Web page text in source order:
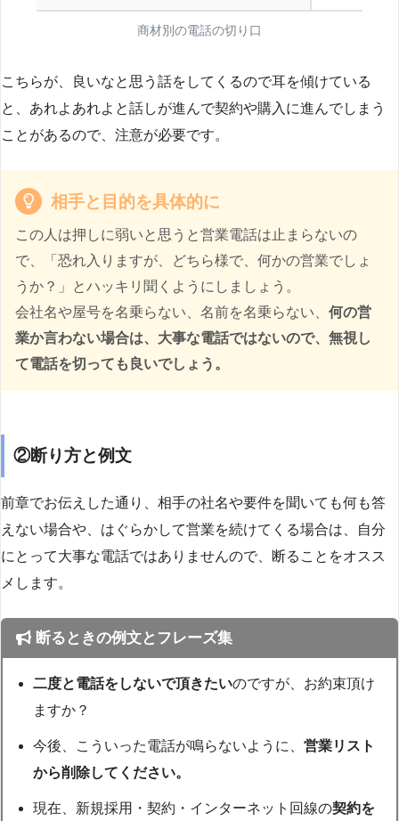
商材別の電話の切り口
こちらが、良いなと思う話をしてくるので耳を傾けている
と、あれよあれよと話しが進んで契約や購入に進んでしまう
ことがあるので、注意が必要です。
相手と目的を具体的に
この人は押しに弱いと思うと営業電話は止まらないの
で、「恐れ入りますが、どちら様で、何かの営業でしょ
うか？」とハッキリ聞くようにしましょう。
会社名や屋号を名乗らない、名前を名乗らない、 何の営
業か言わない場合は、大事な電話ではないので、無視し
て電話を切っても良いでしょう。
②断り方と例文
前章でお伝えした通り、相手の社名や要件を聞いても何も答
えない場合や、はぐらかして営業を続けてくる場合は、自分
にとって大事な電話ではありませんので、断ることをオスス
メします。
断るときの例文とフレーズ集
二度と電話をしないで頂きたいのですが、お約束頂け
ますか？
今後、こういった電話が鳴らないように、営業リスト
から削除してください。
現在、新規採用・契約・インターネット回線の契約を